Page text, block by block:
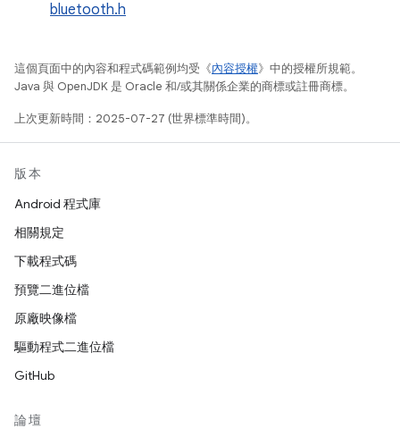
bluetooth.h
這個頁面中的內容和程式碼範例均受《內容授權》中的授權所規範。
Java 與 OpenJDK 是 Oracle 和/或其關係企業的商標或註冊商標。
上次更新時間：2025-07-27 (世界標準時間)。
版本
Android 程式庫
相關規定
下載程式碼
預覽二進位檔
原廠映像檔
驅動程式二進位檔
GitHub
論壇